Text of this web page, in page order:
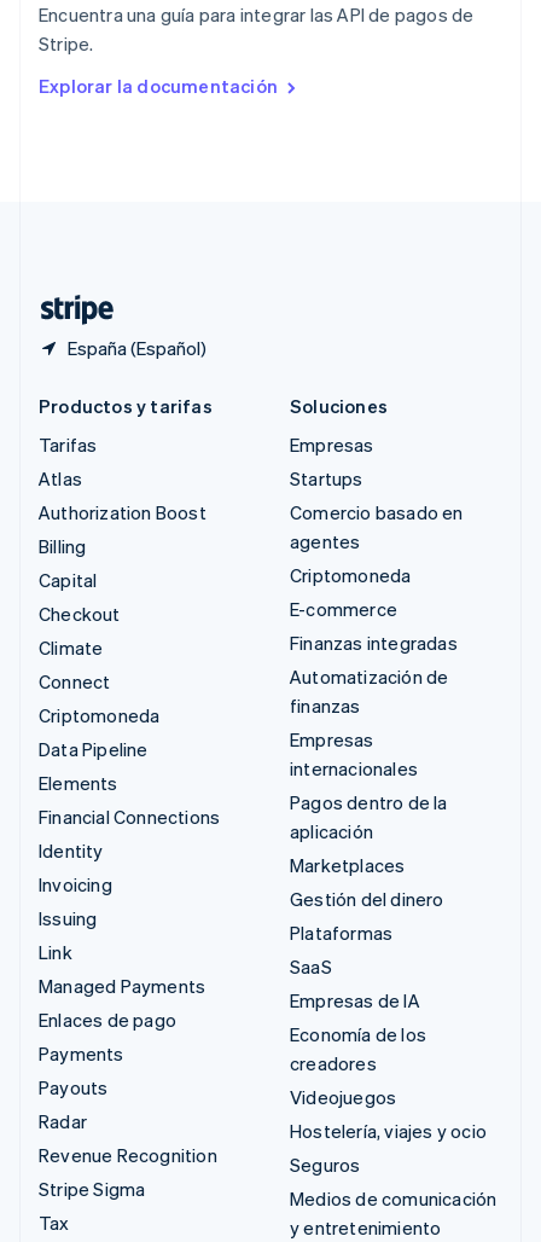
Encuentra una guía para integrar las API de pagos de
Stripe.
Explorar la documentación
España (Español)
República Checa
English
English
Productos y tarifas
Tarifas
Atlas
Authorization Boost
Billing
Capital
Checkout
Climate
Connect
Criptomoneda
Data Pipeline
Elements
Financial Connections
Identity
Invoicing
Issuing
Link
Managed Payments
Enlaces de pago
Payments
Payouts
Radar
Revenue Recognition
Stripe Sigma
Tax
Soluciones
Empresas
Startups
Comercio basado en
agentes
Criptomoneda
E-commerce
Finanzas integradas
Automatización de
finanzas
Empresas
internacionales
Pagos dentro de la
aplicación
Marketplaces
Gestión del dinero
Plataformas
SaaS
Empresas de IA
Economía de los
creadores
Videojuegos
Hostelería, viajes y ocio
Seguros
Medios de comunicación
y entretenimiento